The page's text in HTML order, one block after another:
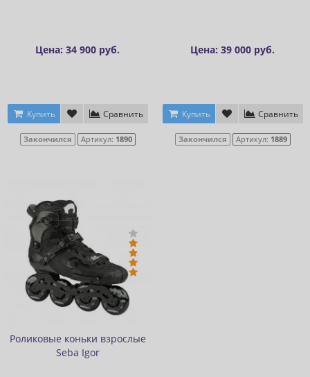
Цена: 34 900 руб.
Купить Сравнить
Закончился Артикул: 1890
Цена: 39 000 руб.
Купить Сравнить
Закончился Артикул: 1889
Роликовые коньки взрослые
Seba Igor